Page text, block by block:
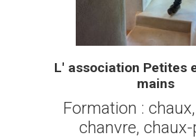
L' association Petites
mains
Formation :
chanvre,